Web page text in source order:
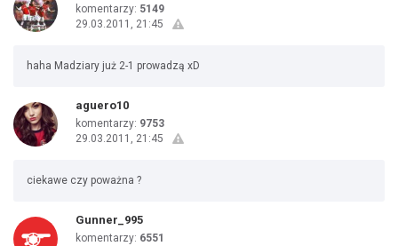
komentarzy: 5149
29.03.2011, 21:45
haha Madziary już 2-1 prowadzą xD
aguero10
komentarzy: 9753
29.03.2011, 21:45
ciekawe czy poważna ?
Gunner_995
komentarzy: 6551